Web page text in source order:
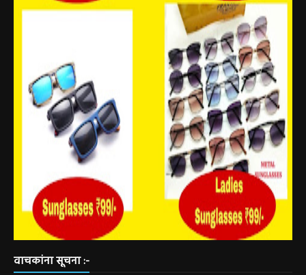
वाचकांना सूचना :-